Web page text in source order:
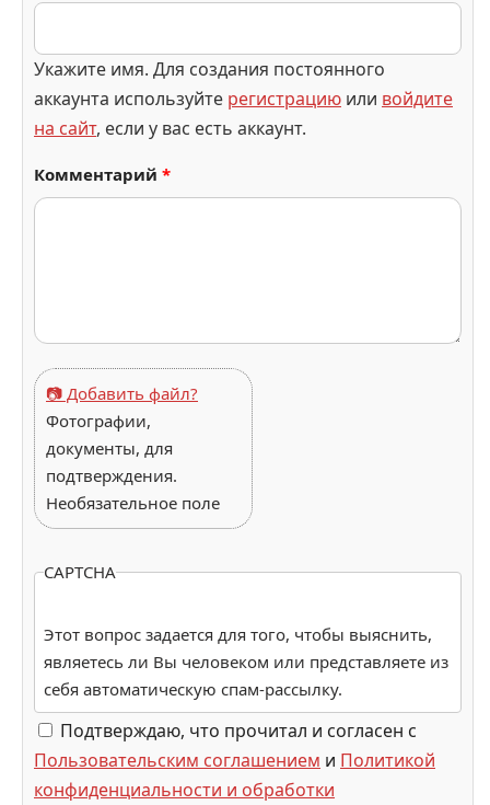
Укажите имя. Для создания постоянного
аккаунта используйте регистрацию или войдите
на сайт, если у вас есть аккаунт.
Комментарий *
📷 Добавить файл?
Фотографии,
документы, для
подтверждения.
Необязательное поле
CAPTCHA
Этот вопрос задается для того, чтобы выяснить,
являетесь ли Вы человеком или представляете из
себя автоматическую спам-рассылку.
Подтверждаю, что прочитал и согласен с
Пользовательским соглашением и Политикой
конфиденциальности и обработки